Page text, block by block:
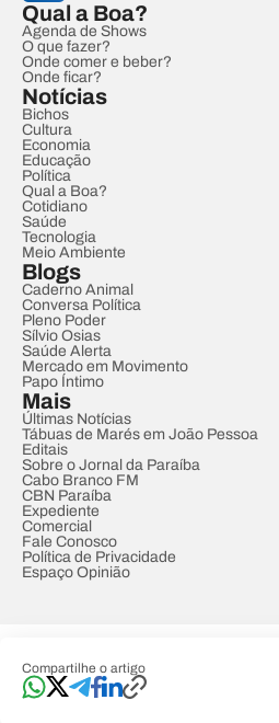
Compartilhe o artigo
Qual a Boa?
Agenda de Shows
O que fazer?
Onde comer e beber?
Onde ficar?
Notícias
Bichos
Cultura
Economia
Educação
Política
Qual a Boa?
Cotidiano
Saúde
Tecnologia
Meio Ambiente
Blogs
Caderno Animal
Conversa Política
Pleno Poder
Sílvio Osias
Saúde Alerta
Mercado em Movimento
Papo Íntimo
Mais
Últimas Notícias
Tábuas de Marés em João Pessoa
Editais
Sobre o Jornal da Paraíba
Cabo Branco FM
CBN Paraíba
Expediente
Comercial
Fale Conosco
Política de Privacidade
Espaço Opinião
Developed by Designed by